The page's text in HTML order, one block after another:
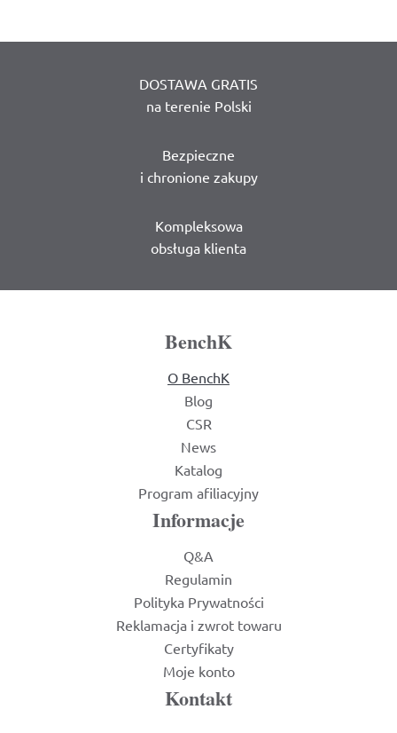
DOSTAWA GRATIS
na terenie Polski
Bezpieczne
i chronione zakupy
Kompleksowa
obsługa klienta
BenchK
O BenchK
Blog
CSR
News
Katalog
Program afiliacyjny
Informacje
Q&A
Regulamin
Polityka Prywatności
Reklamacja i zwrot towaru
Certyfikaty
Moje konto
Kontakt